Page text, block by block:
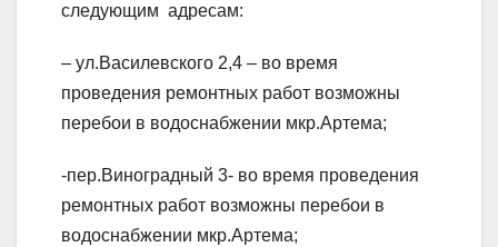
следующим адресам:
– ул.Василевского 2,4 – во время
проведения ремонтных работ возможны
перебои в водоснабжении мкр.Артема;
-пер.Виноградный 3- во время проведения
ремонтных работ возможны перебои в
водоснабжении мкр.Артема;